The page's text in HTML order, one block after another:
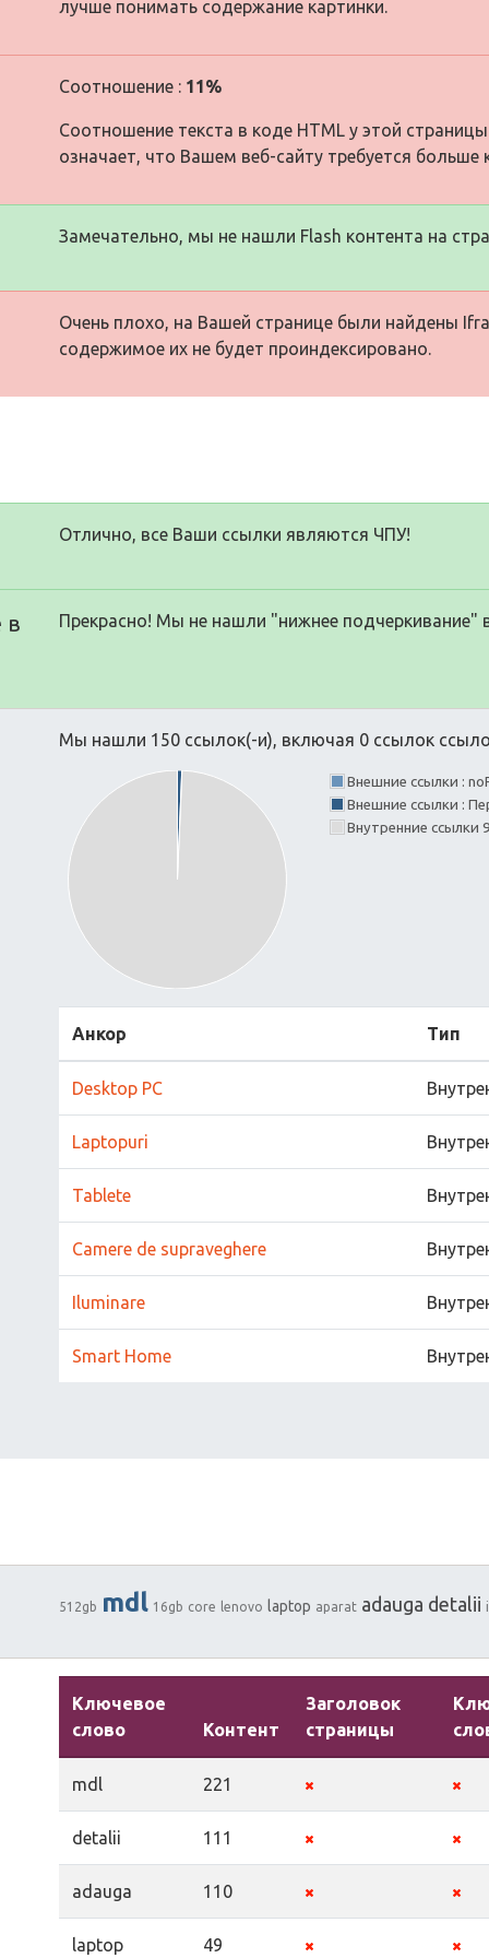
лучше понимать содержание картинки.
Соотношение : 11%
Соотношение текста в коде HTML у этой
означает, что Вашем веб-сайту требуется больше
Замечательно, мы не нашли Flash контента на
Очень плохо, на Вашей странице были найдены
содержимое их не будет проиндексировано.
Отлично, все Ваши ссылки являются ЧПУ!
в Прекрасно! Мы не нашли "нижнее подчеркивание"
Мы нашли 150 ссылок(-и), включая 0 ссылок
Внешние ссылки :
Внешние ссылки :
Внутренние ссылки
Анкор Тип
Desktop PC
Laptopuri
Tablete
Camere de supraveghere
Iluminare
Smart Home
512gb mdl 16gb core lenovo laptop aparat adauga detalii
Ключевое
слово
Контент
Заголовок
страницы
mdl 221
detalii 111
adauga 110
laptop 49